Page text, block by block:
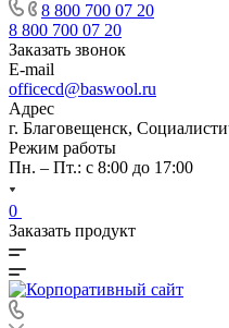
8 800 700 07 20
8 800 700 07 20
Заказать звонок
E-mail
officecd@baswool.ru
Адрес
г. Благовещенск,
Режим работы
Пн. – Пт.: с 8:00 до 17:00
0
Заказать продукт